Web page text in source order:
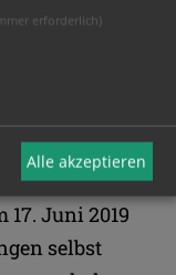
ein
Juni 2019
selbst
erforderlich)
Alle akzeptieren